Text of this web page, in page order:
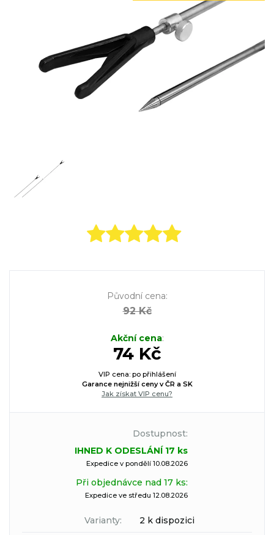
Původní cena:
92 Kč
Akční cena:
74 Kč
VIP cena: po přihlášení
Garance nejnižší ceny v ČR a SK
Jak získat VIP cenu?
Dostupnost:
IHNED K ODESLÁNÍ 17 ks
Expedice v pondělí 10.08.2026
Při objednávce nad 17 ks:
Expedice ve středu 12.08.2026
Varianty: 2 k dispozici